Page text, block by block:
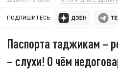
ПОДПИШИТЕСЬ:
Паспорта таджикам –
– слухи! О чём